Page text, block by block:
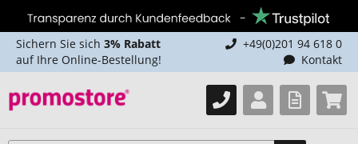
Sichern Sie sich 3% Rabatt
auf Ihre Online-Bestellung!
+49(0)201 94 618 0
Kontakt